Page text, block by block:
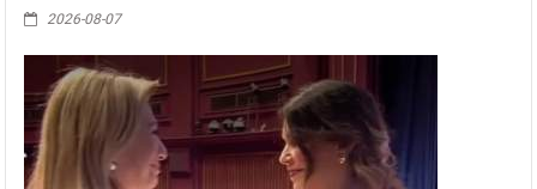
2026-08-07